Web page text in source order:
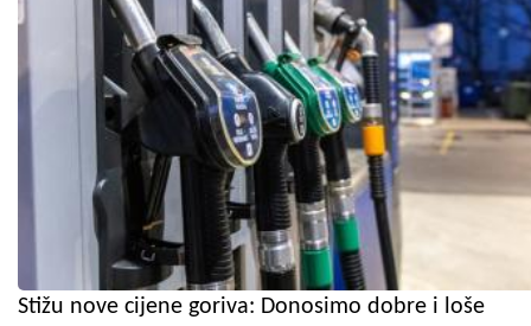
Stižu nove cijene goriva: Donosimo dobre i loše